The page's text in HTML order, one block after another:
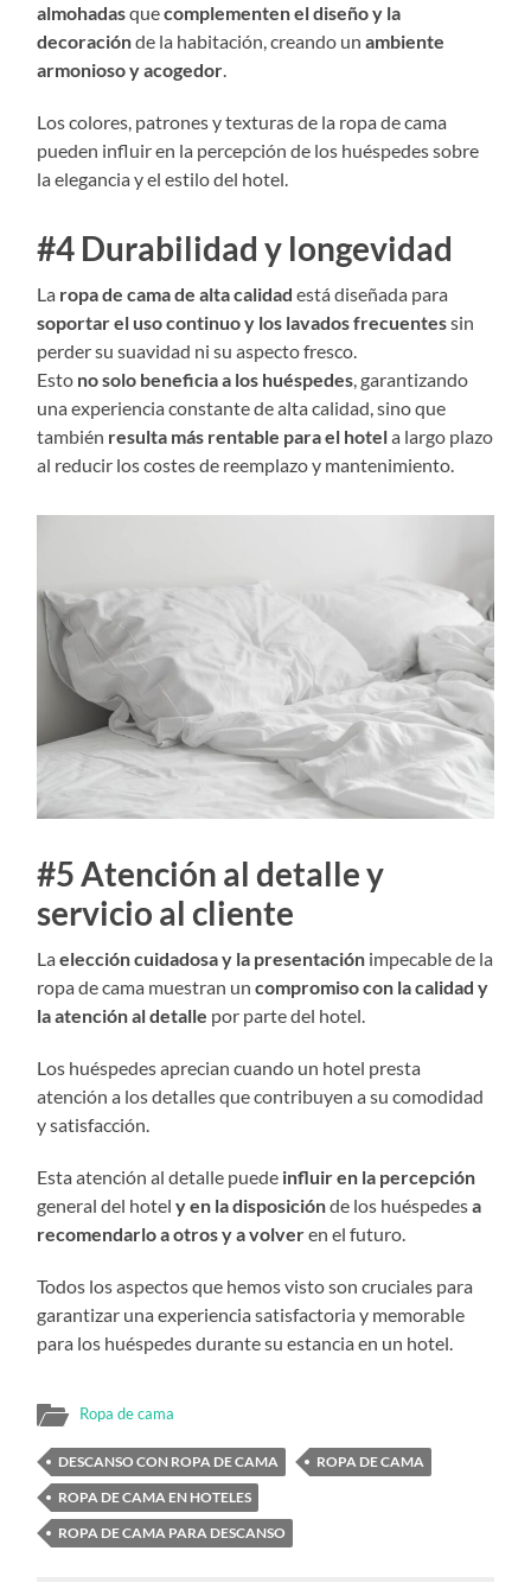
almohadasquecomplementen el diseño y la
decoraciónde la habitación, creando unambiente
armonioso y acogedor
Los colores, patrones y texturas de la ropa de cama
pueden influir en la percepción de los huéspedes sobre
la elegancia y el estilo del hotel.
#4 Durabilidad y longevidad
La ropa de cama de alta calidad está diseñada para
soportar el uso continuo y los lavados frecuentessin
perder su suavidad ni su aspecto fresco.
Esto no solo beneficia a los huéspedes , garantizando
una experiencia constante de alta calidad, sino que
también resulta más rentable para el hotela largo plazo
al reducir los costes de reemplazo y mantenimiento.
#5 Atención al detalle y
servicio al cliente
Laelección cuidadosa y la presentación impecable de la
ropa de cama muestran uncompromiso con la calidad y
la atención al detalle por parte del hotel.
Los huéspedes aprecian cuando un hotel presta
atención a los detalles que contribuyen a su comodidad
y satisfacción.
Esta atención al detalle puede influir en la percepción
general del hotely en la disposiciónde los huéspedesa
recomendarlo a otros y a volveren el futuro.
Todos los aspectos que hemos visto son cruciales para
garantizar una experiencia satisfactoria y memorable
para los huéspedes durante su estancia en un hotel.
Ropa de cama
DESCANSO CON ROPA DE CAMA
ROPA DE CAMA
ROPA DE CAMA EN HOTELES
ROPA DE CAMA PARA DESCANSO